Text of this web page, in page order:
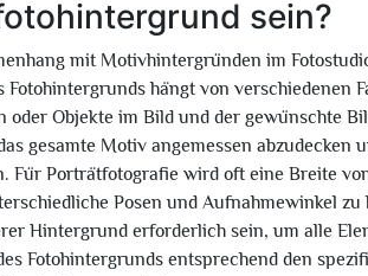
sein?
mit Motivhintergründen im
hängt von verschiedenen
oder Objekte im Bild und der gewünschte
gesamte Motiv angemessen abzudecken
Für Porträtfotografie wird oft eine Breite
Posen und Aufnahmewinkel
Hintergrund erforderlich sein, um alle
Fotohintergrunds entsprechend den